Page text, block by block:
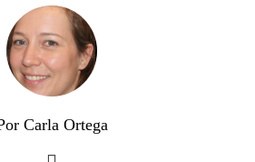
Carla Ortega